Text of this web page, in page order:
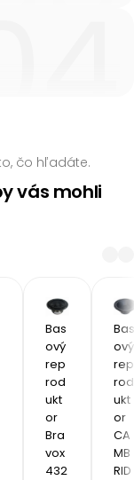
čo hľadáte.
vás mohli
Bas
ový
rep
rod
ukt
or
Bra
vox
432
Bas
ový
rep
rod
ukt
or
CA
MB
RID